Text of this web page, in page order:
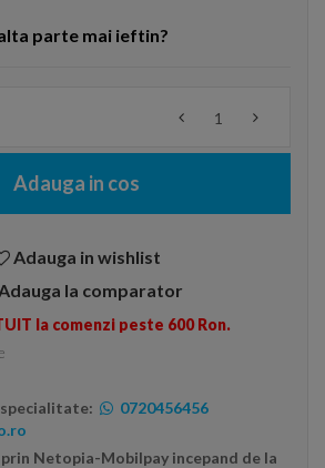
parte mai ieftin?
Adauga in cos
Adauga in wishlist
la comparator
la comenzi peste 600 Ron.
0720456456
Netopia-Mobilpay incepand de la